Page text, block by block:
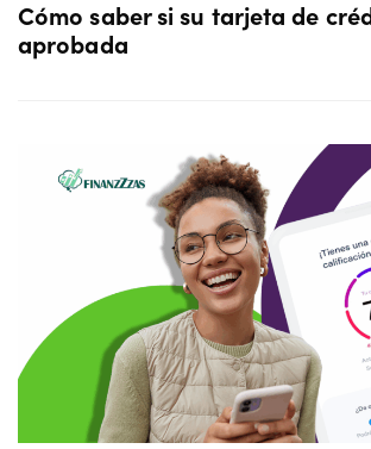
Cómo saber si su tarjeta de
aprobada